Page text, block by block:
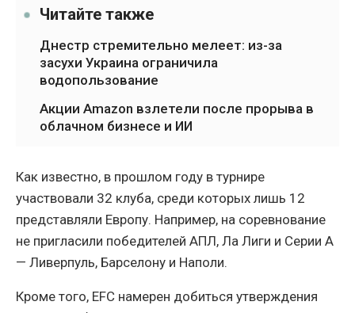
Читайте также
Днестр стремительно мелеет: из-за
засухи Украина ограничила
водопользование
Акции Amazon взлетели после прорыва в
облачном бизнесе и ИИ
Как известно, в прошлом году в турнире
участвовали 32 клуба, среди которых лишь 12
представляли Европу. Например, на соревнование
не пригласили победителей АПЛ, Ла Лиги и Серии А
— Ливерпуль, Барселону и Наполи.
Кроме того, EFC намерен добиться утверждения